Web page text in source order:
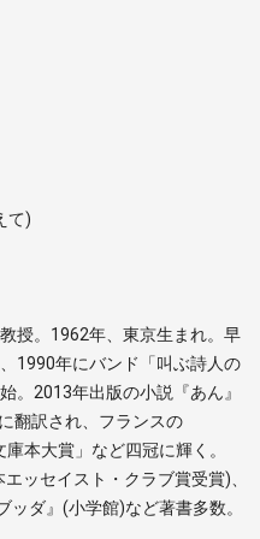
て)
授。1962年、東京生まれ。早
1990年にバンド「叫ぶ詩人の
。2013年出版の小説『あん』
翻訳され、フランスの
本大賞」など四冠に輝く。
ッセイスト・クラブ賞受賞)、
ッダ』(小学館)など著書多数。